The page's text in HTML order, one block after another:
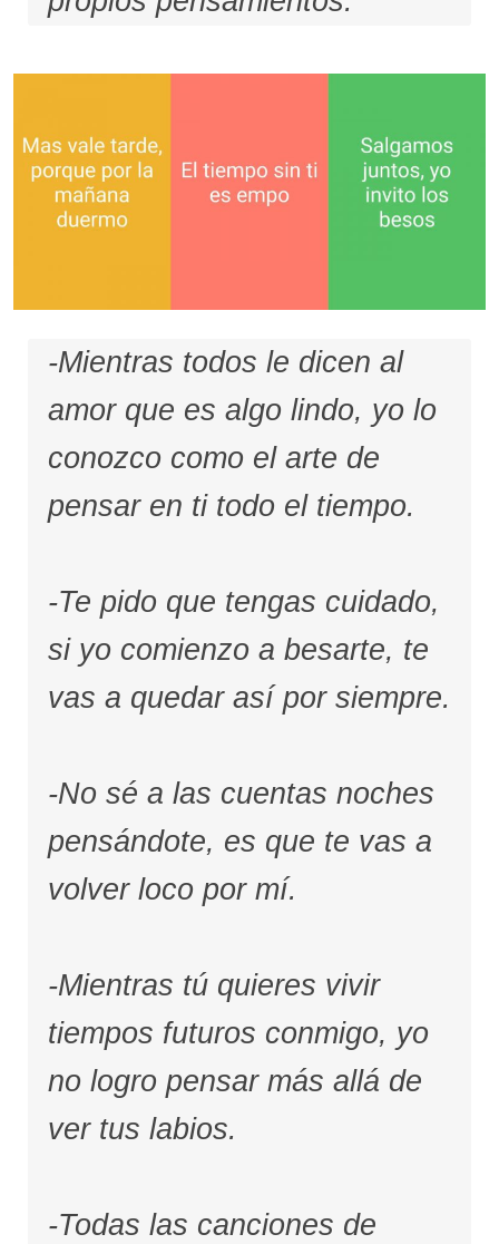
-Mientras todos le dicen al
amor que es algo lindo, yo lo
conozco como el arte de
pensar en ti todo el tiempo.
-Te pido que tengas cuidado,
si yo comienzo a besarte, te
vas a quedar así por siempre.
-No sé a las cuentas noches
pensándote, es que te vas a
volver loco por mí.
-Mientras tú quieres vivir
tiempos futuros conmigo, yo
no logro pensar más allá de
ver tus labios.
-Todas las canciones de